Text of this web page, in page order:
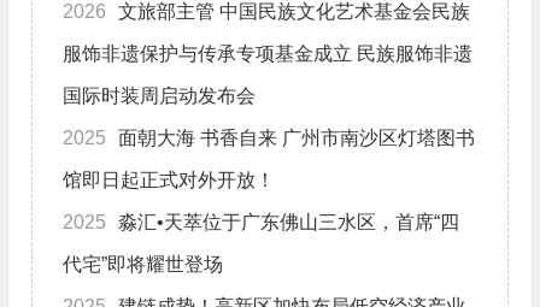
2026 文旅部主管 中国民族文化艺术基金会民族
服饰非遗保护与传承专项基金成立 民族服饰非遗
国际时装周启动发布会
2025 面朝大海 书香自来 广州市南沙区灯塔图书
馆即日起正式对外开放！
2025 淼汇•天萃位于广东佛山三水区，首席“四
代宅”即将耀世登场